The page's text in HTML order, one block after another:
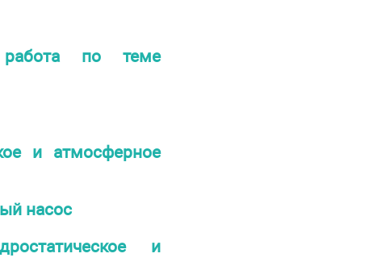
по теме
и атмосферное
насос
и